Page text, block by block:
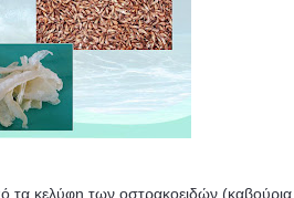
τα κελύφη των οστρακοειδών (καβούρια